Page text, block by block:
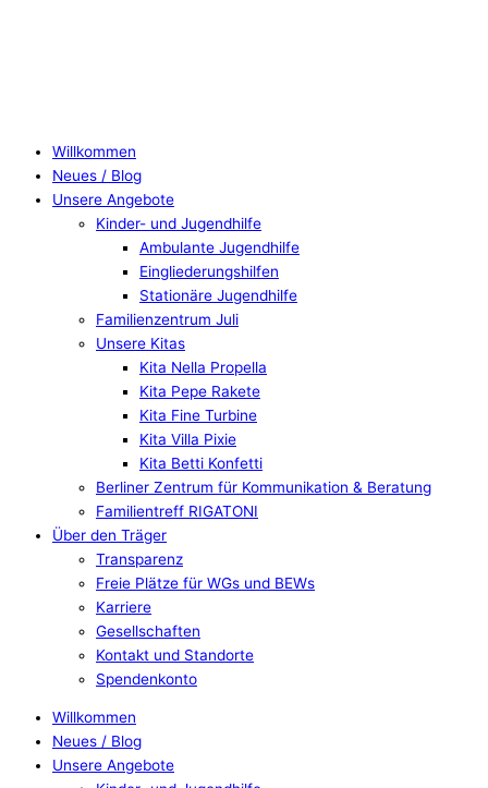
Willkommen
Neues / Blog
Unsere Angebote
Kinder- und Jugendhilfe
Ambulante Jugendhilfe
Eingliederungshilfen
Stationäre Jugendhilfe
Familienzentrum Juli
Unsere Kitas
Kita Nella Propella
Kita Pepe Rakete
Kita Fine Turbine
Kita Villa Pixie
Kita Betti Konfetti
Berliner Zentrum für Kommunikation & Beratung
Familientreff RIGATONI
Über den Träger
Transparenz
Freie Plätze für WGs und BEWs
Karriere
Gesellschaften
Kontakt und Standorte
Spendenkonto
Willkommen
Neues / Blog
Unsere Angebote